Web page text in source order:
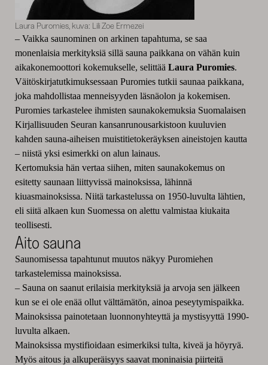
Laura Puromies, kuva: Lili Zoe Ermezei
– Vaikka saunominen on arkinen tapahtuma, se saa
monenlaisia merkityksiä sillä sauna paikkana on vähän kuin
aikakonemoottori kokemukselle, selittää Laura Puromies.
Väitöskirjatutkimuksessaan Puromies tutkii saunaa paikkana,
joka mahdollistaa menneisyyden läsnäolon ja kokemisen.
Puromies tarkastelee ihmisten saunakokemuksia Suomalaisen
Kirjallisuuden Seuran kansanrunousarkistoon kuuluvien
kahden sauna-aiheisen muistitietokeräyksen aineistojen kautta
– niistä yksi esimerkki on alun lainaus.
Kertomuksia hän vertaa siihen, miten saunakokemus on
esitetty saunaan liittyvissä mainoksissa, lähinnä
kiuasmainoksissa. Niitä tarkastelussa on 1950-luvulta lähtien,
eli siitä alkaen kun Suomessa on alettu valmistaa kiukaita
teollisesti.
Aito sauna
Saunomisessa tapahtunut muutos näkyy Puromiehen
tarkastelemissa mainoksissa.
– Sauna on saanut erilaisia merkityksiä ja arvoja sen jälkeen
kun se ei ole enää ollut välttämätön, ainoa peseytymispaikka.
Mainoksissa painotetaan luonnonyhteyttä ja mystisyyttä 1990-
luvulta alkaen.
Mainoksissa mystifioidaan esimerkiksi tulta, kiveä ja höyryä.
Myös aitous ja alkuperäisyys saavat moninaisia piirteitä